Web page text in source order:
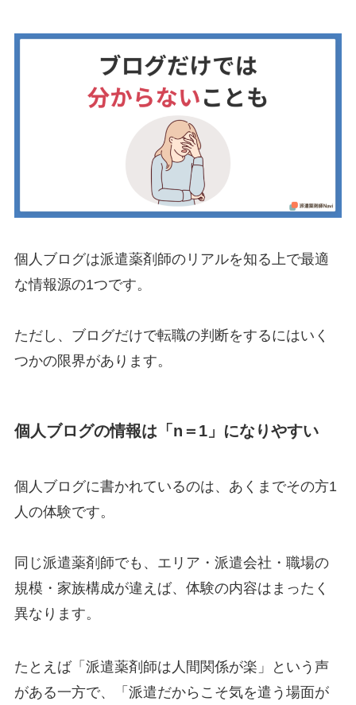
個人ブログは派遣薬剤師のリアルを知る上で最適
な情報源の1つです。
ただし、ブログだけで転職の判断をするにはいく
つかの限界があります。
個人ブログの情報は「n＝1」になりやすい
個人ブログに書かれているのは、あくまでその方1
人の体験です。
同じ派遣薬剤師でも、エリア・派遣会社・職場の
規模・家族構成が違えば、体験の内容はまったく
異なります。
たとえば「派遣薬剤師は人間関係が楽」という声
がある一方で、「派遣だからこそ気を遣う場面が